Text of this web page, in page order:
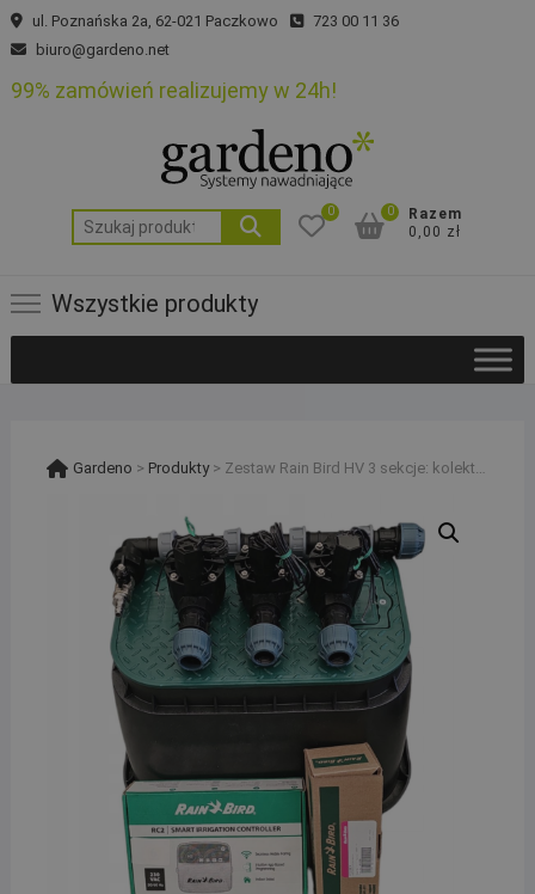
Skip
to
ul. Poznańska 2a, 62-021 Paczkowo
723 00 11 36
biuro@gardeno.net
99% zamówień realizujemy w 24h!
Szukaj:
0
Razem
0,00 zł
0
Wszystkie produkty
Gardeno > Produkty> Zestaw Rain Bird HV 3 sekcje: kolektor z kompresorem, sterownik RC2, czujnik RSDBex i studzienka PE 25